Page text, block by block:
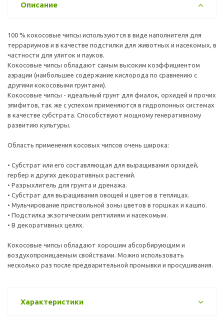
Описание
100 % кокосовые чипсы используются в виде наполнителя для
террариумов и в качестве подстилки для животных и насекомых, в
частности для улиток и пауков.
Кокосовые чипсы обладают самым высоким коэффициентом
аэрации (наибольшее содержание кислорода по сравнению с
другими кокосовыми грунтами).
Кокосовые чипсы - идеальный грунт для фиалок, орхидей и прочих
эпифитов, так же с успехом применяются в гидропонных системах
в качестве субстрата. Способствуют мощному генеративному
развитию культуры.
Область применения косовых чипсов очень широка:
• Субстрат или его составляющая для выращивания орхидей,
гербер и других декоративных растений.
• Разрыхлитель для грунта и дренажа.
• Субстрат для выращивания овощей и цветов в теплицах.
• Мульчирование приствольной зоны цветов в горшках и кашпо.
• Подстилка экзотическим рептилиям и насекомым.
• В декоративных целях.
Кокосовые чипсы обладают хорошим абсорбирующим и
воздухопроницаемым свойствами. Можно использовать
несколько раз после предварительной промывки и просушивания.
Характеристики